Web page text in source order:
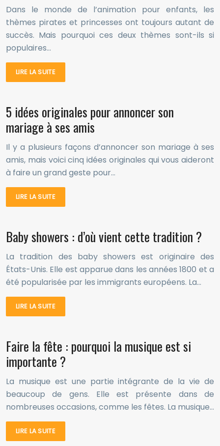
Dans le monde de l’animation pour enfants, les
thèmes pirates et princesses ont toujours autant de
succès. Mais pourquoi ces deux thèmes sont-ils si
populaires…
LIRE LA SUITE
5 idées originales pour annoncer son
mariage à ses amis
Il y a plusieurs façons d’annoncer son mariage à ses
amis, mais voici cinq idées originales qui vous aideront
à faire un grand geste pour…
LIRE LA SUITE
Baby showers : d’où vient cette tradition ?
La tradition des baby showers est originaire des
États-Unis. Elle est apparue dans les années 1800 et a
été popularisée par les immigrants européens. La…
LIRE LA SUITE
Faire la fête : pourquoi la musique est si
importante ?
La musique est une partie intégrante de la vie de
beaucoup de gens. Elle est présente dans de
nombreuses occasions, comme les fêtes. La musique…
LIRE LA SUITE